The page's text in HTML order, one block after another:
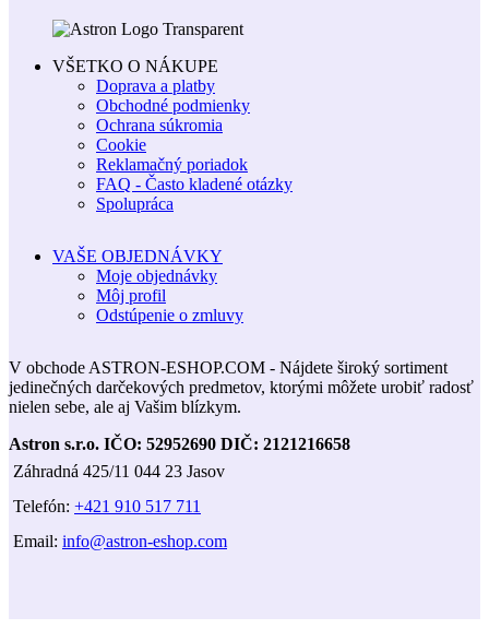
VŠETKO O NÁKUPE
Doprava a platby
Obchodné podmienky
Ochrana súkromia
Cookie
Reklamačný poriadok
FAQ - Často kladené otázky
Spolupráca
VAŠE OBJEDNÁVKY
Moje objednávky
Môj profil
Odstúpenie o zmluvy
V obchode ASTRON-ESHOP.COM - Nájdete široký sortiment
jedinečných darčekových predmetov, ktorými môžete urobiť radosť
nielen sebe, ale aj Vašim blízkym.
Astron s.r.o. IČO: 52952690 DIČ: 2121216658
Záhradná 425/11 044 23 Jasov
Telefón: +421 910 517 711
Email: info@astron-eshop.com